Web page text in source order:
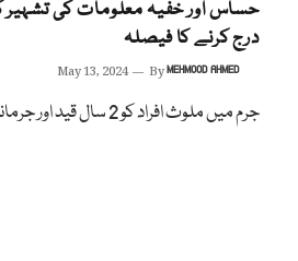
حساس اور خفیہ معلومات کی تشہیر
درج کرنے کا فیصلہ
May 13, 2024 ByMEHMOOD AHMED
جرم میں ملوث افراد کو 2 سال قید اور جرمانہ ہو گا ، خواجہ آصف